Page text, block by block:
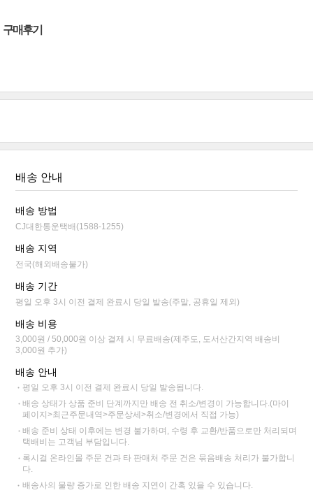
구매후기
배송 안내
배송 방법
CJ대한통운택배(1588-1255)
배송 지역
전국(해외배송불가)
배송 기간
평일 오후 3시 이전 결제 완료시 당일 발송(주말, 공휴일 제외)
배송 비용
3,000원 / 50,000원 이상 결제 시 무료배송(제주도, 도서산간지역 배송비
3,000원 추가)
배송 안내
평일 오후 3시 이전 결제 완료시 당일 발송됩니다.
배송 상태가 상품 준비 단계까지만 배송 전 취소/변경이 가능합니다.(마이
페이지>최근주문내역>주문상세>취소/변경에서 직접 가능)
배송 준비 상태 이후에는 변경 불가하며, 수령 후 교환/반품으로만 처리되며
택배비는 고객님 부담입니다.
록시걸 온라인몰 주문 건과 타 판매처 주문 건은 묶음배송 처리가 불가합니
다.
배송사의 물량 증가로 인한 배송 지연이 간혹 있을 수 있습니다.